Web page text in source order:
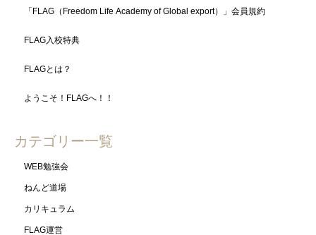
「FLAG（Freedom Life Academy of Global export）」会員規約
FLAG入校特典
FLAGとは？
ようこそ！FLAGへ！！
カテゴリー一覧
WEB勉強会
ねんど道場
カリキュラム
FLAG運営